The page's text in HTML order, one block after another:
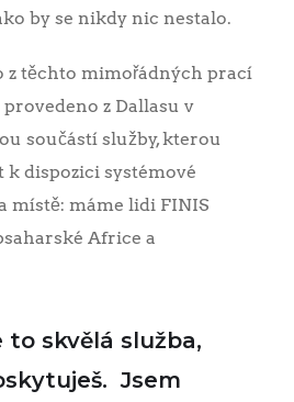
by se nikdy nic nestalo.
z těchto mimořádných prací
z Dallasu v
součástí služby, kterou
dispozici systémové
místě: máme lidi FINIS
Africe a
to skvělá služba,
Jsem